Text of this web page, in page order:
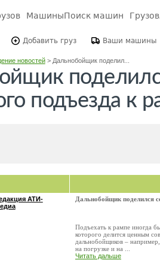
МашиныПоиск машин
Добавить груз Ваши машины
новостей> Дальнобойщик поделил...
подъезда к
АТИ-
Дальнобойщик поделился
Подъехать к рампе иногда
которого делится ценным
дальнобойщиков –
на погрузке и на ...
Читать дальше